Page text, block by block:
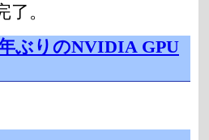
。
ぶりのNVIDIA GPU